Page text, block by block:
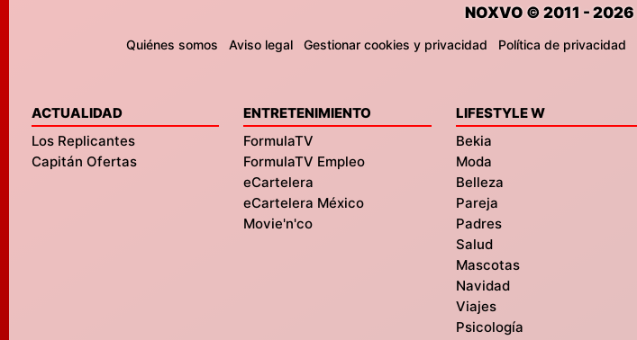
NOXVO © 2011 - 2026
Quiénes somos Aviso legal Gestionar cookies y privacidad Política de privacidad
ACTUALIDAD
Los Replicantes
Capitán Ofertas
ENTRETENIMIENTO
FormulaTV
FormulaTV Empleo
eCartelera
eCartelera México
Movie'n'co
LIFESTYLE W
Bekia
Moda
Belleza
Pareja
Padres
Salud
Mascotas
Navidad
Viajes
Psicología